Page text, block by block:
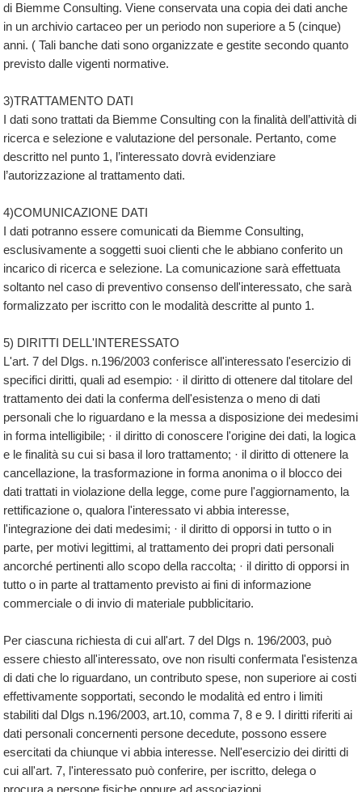
di Biemme Consulting. Viene conservata una copia dei dati anche
in un archivio cartaceo per un periodo non superiore a 5 (cinque)
anni. ( Tali banche dati sono organizzate e gestite secondo quanto
previsto dalle vigenti normative.
3)TRATTAMENTO DATI
I dati sono trattati da Biemme Consulting con la finalità dell’attività di
ricerca e selezione e valutazione del personale. Pertanto, come
descritto nel punto 1, l’interessato dovrà evidenziare
l’autorizzazione al trattamento dati.
4)COMUNICAZIONE DATI
I dati potranno essere comunicati da Biemme Consulting,
esclusivamente a soggetti suoi clienti che le abbiano conferito un
incarico di ricerca e selezione. La comunicazione sarà effettuata
soltanto nel caso di preventivo consenso dell'interessato, che sarà
formalizzato per iscritto con le modalità descritte al punto 1.
5) DIRITTI DELL'INTERESSATO
L'art. 7 del Dlgs. n.196/2003 conferisce all'interessato l'esercizio di
specifici diritti, quali ad esempio: · il diritto di ottenere dal titolare del
trattamento dei dati la conferma dell'esistenza o meno di dati
personali che lo riguardano e la messa a disposizione dei medesimi
in forma intelligibile; · il diritto di conoscere l'origine dei dati, la logica
e le finalità su cui si basa il loro trattamento; · il diritto di ottenere la
cancellazione, la trasformazione in forma anonima o il blocco dei
dati trattati in violazione della legge, come pure l'aggiornamento, la
rettificazione o, qualora l'interessato vi abbia interesse,
l'integrazione dei dati medesimi; · il diritto di opporsi in tutto o in
parte, per motivi legittimi, al trattamento dei propri dati personali
ancorché pertinenti allo scopo della raccolta; · il diritto di opporsi in
tutto o in parte al trattamento previsto ai fini di informazione
commerciale o di invio di materiale pubblicitario.
Per ciascuna richiesta di cui all'art. 7 del Dlgs n. 196/2003, può
essere chiesto all'interessato, ove non risulti confermata l'esistenza
di dati che lo riguardano, un contributo spese, non superiore ai costi
effettivamente sopportati, secondo le modalità ed entro i limiti
stabiliti dal Dlgs n.196/2003, art.10, comma 7, 8 e 9. I diritti riferiti ai
dati personali concernenti persone decedute, possono essere
esercitati da chiunque vi abbia interesse. Nell'esercizio dei diritti di
cui all'art. 7, l'interessato può conferire, per iscritto, delega o
procura a persone fisiche oppure ad associazioni.